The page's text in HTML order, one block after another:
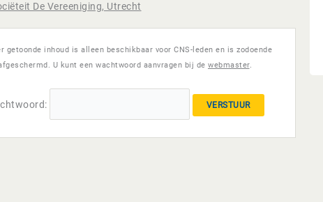
De Vereeniging, Utrecht
getoonde inhoud is alleen beschikbaar voor CNS-leden en is zodoende
U kunt een wachtwoord aanvragen bij de webmaster.